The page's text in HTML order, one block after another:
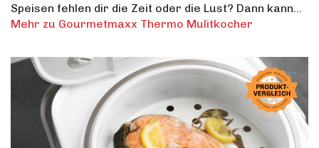
Speisen fehlen dir die Zeit oder die Lust? Dann kann…
Mehr zu Gourmetmaxx Thermo Mulitkocher